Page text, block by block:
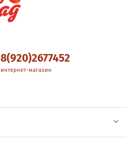
8(920)2677452
интернет-магазин